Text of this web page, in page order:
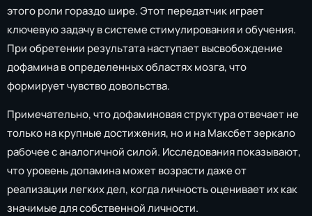
этого роли гораздо шире. Этот передатчик играет
ключевую задачу в системе стимулирования и обучения.
При обретении результата наступает высвобождение
дофамина в определенных областях мозга, что
формирует чувство довольства.
Примечательно, что дофаминовая структура отвечает не
только на крупные достижения, но и на Максбет зеркало
рабочее с аналогичной силой. Исследования показывают,
что уровень допамина может возрасти даже от
реализации легких дел, когда личность оценивает их как
значимые для собственной личности.